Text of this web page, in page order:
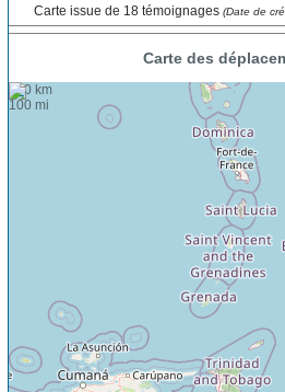
Carte issue de 18 témoignages (Date de
Carte des
+−
100 km
100 mi